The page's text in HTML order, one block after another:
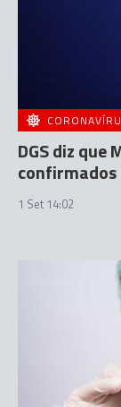
DGS diz que
confirmados
1 Set 14:02